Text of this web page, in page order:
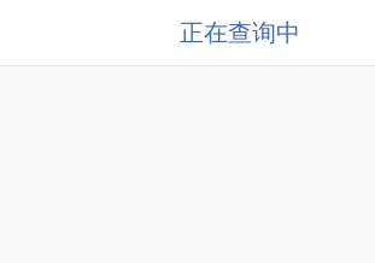
正在查询中